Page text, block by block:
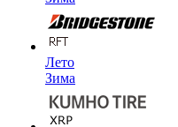
Лето
Зима